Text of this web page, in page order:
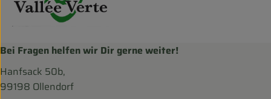
Bei Fragen helfen wir Dir gerne weiter!
Hanfsack 50b,
99198 Ollendorf